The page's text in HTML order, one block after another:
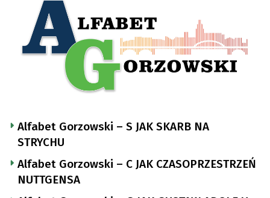
Alfabet Gorzowski – S JAK SKARB NA
STRYCHU
Alfabet Gorzowski – C JAK CZASOPRZESTRZEŃ
NUTTGENSA